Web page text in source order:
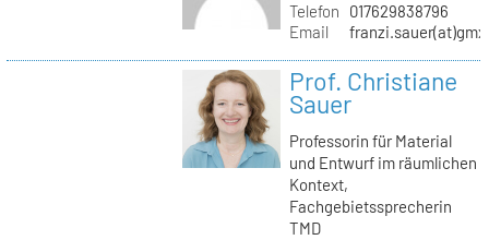
Telefon
017629838796
Email
Prof. Christiane
Sauer
Professorin für Material
und Entwurf im räumlichen
Kontext,
Fachgebietssprecherin
TMD